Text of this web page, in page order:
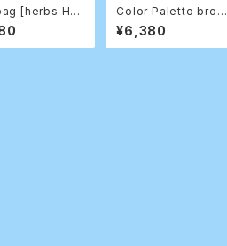
[herbs Hor
Color Paletto brooc
h 「garden」08
¥6,380